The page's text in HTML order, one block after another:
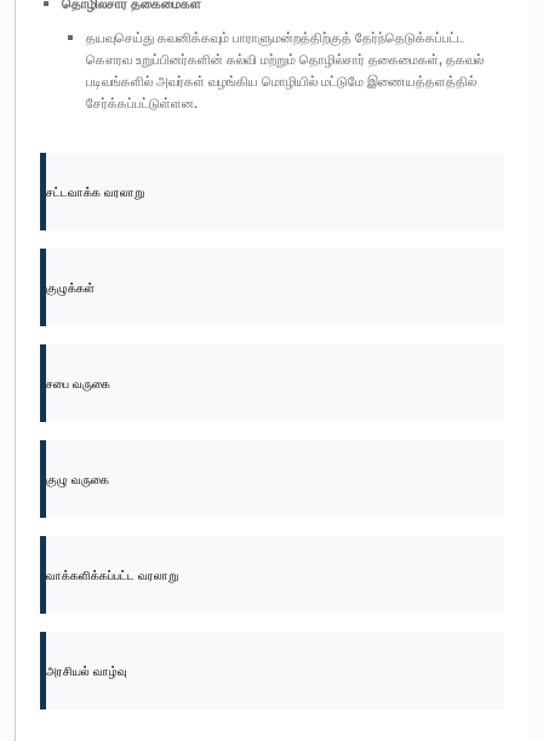
தயவுசெய்து கவனிக்கவும் பாராளுமன்றத்திற்குத் தேர்ந்தெடுக்கப்பட்ட
கௌரவ உறுப்பினர்களின் கல்வி மற்றும் தொழில்சார் தகைமைகள், தகவல்
படிவங்களில் அவர்கள் வழங்கிய மொழியில் மட்டுமே இணையத்தளத்தில்
சேர்க்கப்பட்டுள்ளன.
சட்டவாக்க வரலாறு
குழுக்கள்
சபை வருகை
குழு வருகை
வாக்களிக்கப்பட்ட வரலாறு
அரசியல் வாழ்வு